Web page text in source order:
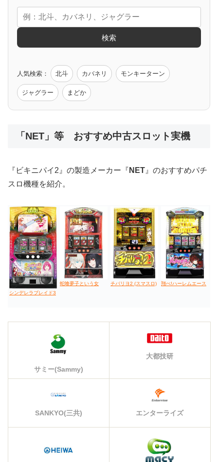
エヴァ コードギアス 化物語 炎炎ノ消防隊
モンハン バイオ ペルソナ
検索
人気検索： 北斗 カバネリ モンキーターン
ジャグラー まどか
「NET」等 おすすめ中古スロット実機
『ビキニパイ2』の製造メーカー『 NET 』のおすすめパチ
スロ機種を紹介。
シンデレラブレイド3
蛇喰夢子という女 チバリヨ2 (スマスロ) 翔べ!ハーレムエース
サミー(Sammy)
大都技研
SANKYO(三共) エンターライズ